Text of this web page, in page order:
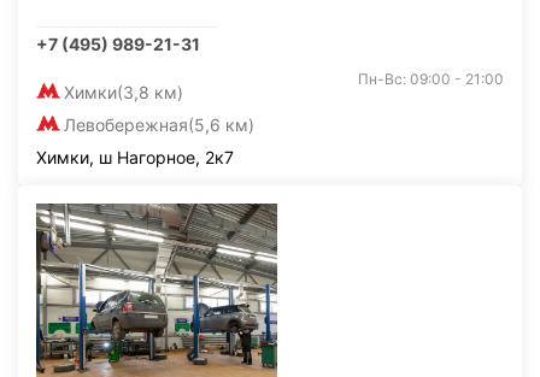
+7 (495) 989-21-31
Химки(3,8 км)
Левобережная(5,6 км)
Пн-Вс: 09:00 - 21:00
Химки, ш Нагорное, 2к7